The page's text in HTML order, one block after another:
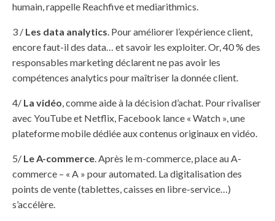
humain, rappelle Reachfive et mediarithmics.
3 / Les data analytics. Pour améliorer l’expérience client,
encore faut-il des data… et savoir les exploiter. Or, 40 % des
responsables marketing déclarent ne pas avoir les
compétences analytics pour maîtriser la donnée client.
4/ La vidéo, comme aide à la décision d’achat. Pour rivaliser
avec YouTube et Netflix, Facebook lance « Watch », une
plateforme mobile dédiée aux contenus originaux en vidéo.
5/ Le A-commerce. Après le m-commerce, place au A-
commerce – « A » pour automated. La digitalisation des
points de vente (tablettes, caisses en libre-service…)
s’accélère.